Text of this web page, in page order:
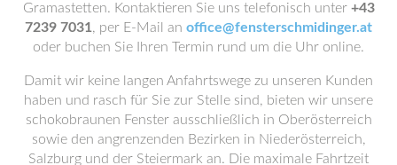
Gramastetten. Kontaktieren Sie uns telefonisch unter +43
7239 7031, per E-Mail an office@fensterschmidinger.at
oder buchen Sie Ihren Termin rund um die Uhr online.
Damit wir keine langen Anfahrtswege zu unseren Kunden
haben und rasch für Sie zur Stelle sind, bieten wir unsere
schokobraunen Fenster ausschließlich in Oberösterreich
sowie den angrenzenden Bezirken in Niederösterreich,
Salzburg und der Steiermark an. Die maximale Fahrtzeit